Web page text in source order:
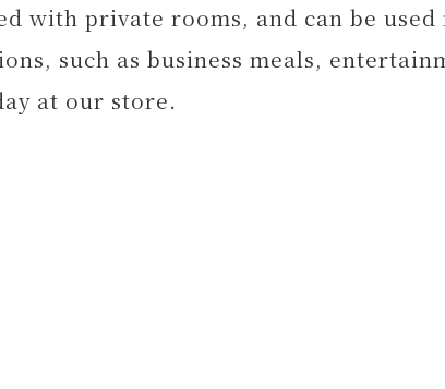
with private rooms, and can be
such as business meals,
at our store.